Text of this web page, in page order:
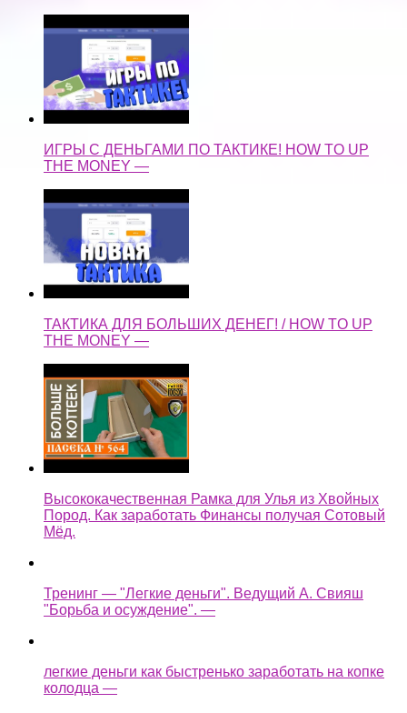
ИГРЫ С ДЕНЬГАМИ ПО ТАКТИКЕ! HOW TO UP
THE MONEY —
ТАКТИКА ДЛЯ БОЛЬШИХ ДЕНЕГ! / HOW TO UP
THE MONEY —
Высококачественная Рамка для Улья из Хвойных
Пород. Как заработать Финансы получая Сотовый
Мёд.
Тренинг — "Легкие деньги". Ведущий А. Свияш
"Борьба и осуждение". —
легкие деньги как быстренько заработать на копке
колодца —